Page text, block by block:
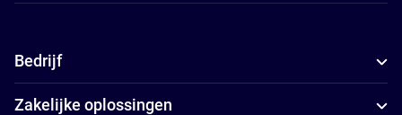
Bedrijf
Zakelijke oplossingen